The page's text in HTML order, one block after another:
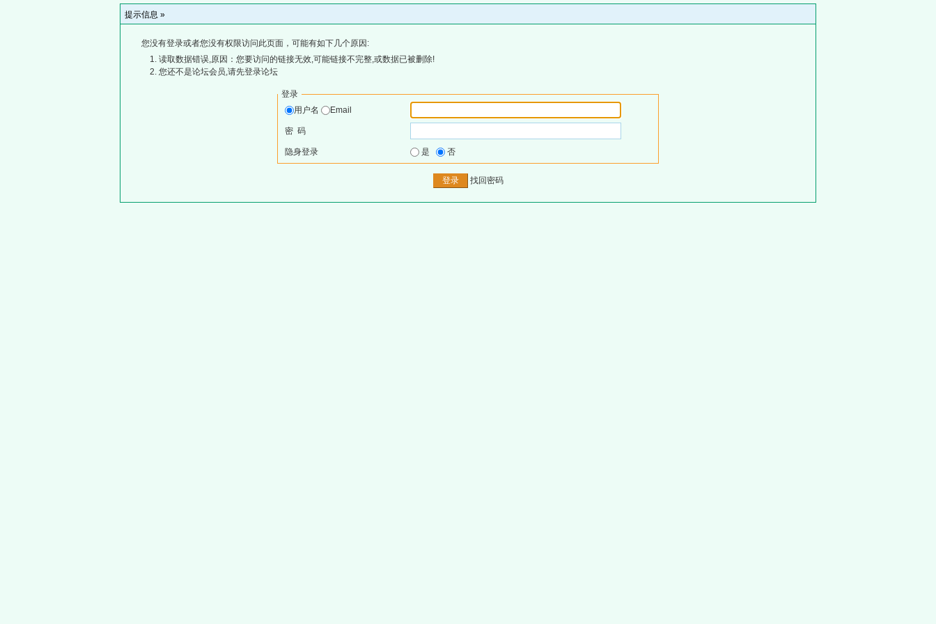
提示信息 »
您没有登录或者您没有权限访问此页面，可能有如下几个原因:
读取数据错误,原因：您要访问的链接无效,可能链接不完整,或数据已被删除!
您还不是论坛会员,请先登录论坛
登录
用户名
Email
密 码
隐身登录 是 否
找回密码